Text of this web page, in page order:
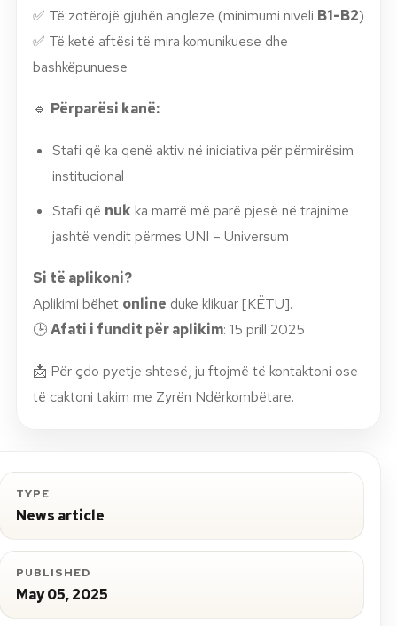
✅ Të zotërojë gjuhën angleze (minimumi niveli B1-B2)
✅ Të ketë aftësi të mira komunikuese dhe
bashkëpunuese
🔹 Përparësi kanë:
Stafi që ka qenë aktiv në iniciativa për përmirësim
institucional
Stafi që nukka marrë më parë pjesë në trajnime
jashtë vendit përmes UNI – Universum
Si të aplikoni?
Aplikimi bëhet online duke klikuar [KËTU].
🕒Afati i fundit për aplikim: 15 prill 2025
📩 Për çdo pyetje shtesë, ju ftojmë të kontaktoni ose
të caktoni takim me Zyrën Ndërkombëtare.
TYPE
News article
PUBLISHED
May 05, 2025